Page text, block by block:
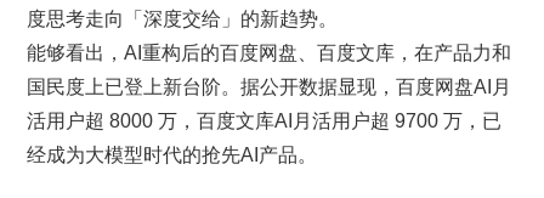
度思考走向「深度交给」的新趋势。
能够看出，AI重构后的百度网盘、百度文库，在产品力和
国民度上已登上新台阶。据公开数据显现，百度网盘AI月
活用户超 8000 万，百度文库AI月活用户超 9700 万，已
经成为大模型时代的抢先AI产品。